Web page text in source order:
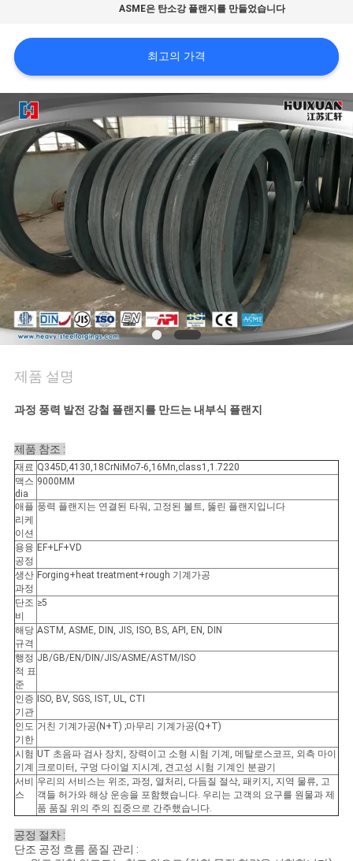
장
여
행
품
질
관
리
사
이
트
맵
PRIVACY
POLICY
ASME은 탄소강 플랜지를 만들었습니다
최고의 가격
제품 설명
과정 풍력 발전 강철 플랜지를 만드는 내부식 플랜지
제품 참조 :
재료 Q345D,4130,18CrNiMo7-6,16Mn,class1,1.7220
맥스
dia
9000MM
애플
리케
이션
풍력 플랜지는 연결된 타워, 고정된 볼트, 뚫린 플랜지입니다
용융
공정
EF+LF+VD
생산
과정
Forging+heat treatment+rough 기계가공
단조
비
≥5
해당
규격
ASTM, ASME, DIN, JIS, ISO, BS, API, EN, DIN
행정
적 표
준
JB/GB/EN/DIN/JIS/ASME/ASTM/ISO
인증
기관
ISO, BV, SGS, IST, UL, CTI
인도
기한
거친 기계가공(N+T) ;마무리 기계가공(Q+T)
시험
기계
UT 초음파 검사 장치, 장력이고 소형 시험 기계, 메탈로스코프, 외측 마이
크로미터, 구멍 다이얼 지시계, 견고성 시험 기계인 분광기
서비
스
우리의 서비스는 위조, 과정, 열처리, 다듬질 절삭, 패키지, 지역 물류, 고
객들 허가와 해상 운송을 포함했습니다. 우리는 고객의 요구를 원물과 제
품 품질 위의 주의 집중으로 간주했습니다.
공정 절차 :
단조 공정 흐름 품질 관리 :